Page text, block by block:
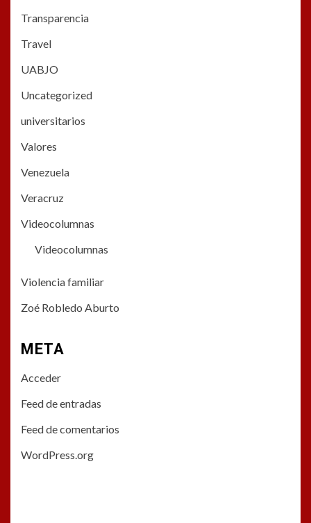
Transparencia
Travel
UABJO
Uncategorized
universitarios
Valores
Venezuela
Veracruz
Videocolumnas
Videocolumnas
Violencia familiar
Zoé Robledo Aburto
META
Acceder
Feed de entradas
Feed de comentarios
WordPress.org